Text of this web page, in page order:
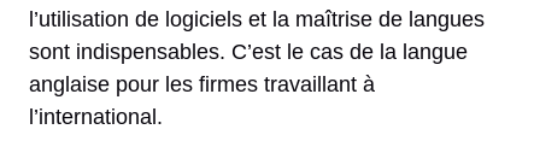
l’utilisation de logiciels et la maîtrise de langues
sont indispensables. C’est le cas de la langue
anglaise pour les firmes travaillant à
l’international.